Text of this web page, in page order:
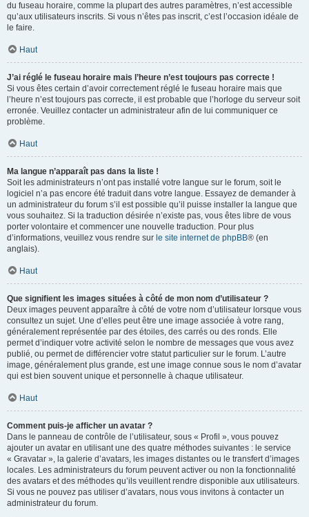
du fuseau horaire, comme la plupart des autres paramètres, n’est accessible
qu’aux utilisateurs inscrits. Si vous n’êtes pas inscrit, c’est l’occasion idéale de
le faire.
Haut
J’ai réglé le fuseau horaire mais l’heure n’est toujours pas correcte !
Si vous êtes certain d’avoir correctement réglé le fuseau horaire mais que
l’heure n’est toujours pas correcte, il est probable que l’horloge du serveur soit
erronée. Veuillez contacter un administrateur afin de lui communiquer ce
problème.
Haut
Ma langue n’apparaît pas dans la liste !
Soit les administrateurs n’ont pas installé votre langue sur le forum, soit le
logiciel n’a pas encore été traduit dans votre langue. Essayez de demander à
un administrateur du forum s’il est possible qu’il puisse installer la langue que
vous souhaitez. Si la traduction désirée n’existe pas, vous êtes libre de vous
porter volontaire et commencer une nouvelle traduction. Pour plus
d’informations, veuillez vous rendre sur le site internet de phpBB® (en
anglais).
Haut
Que signifient les images situées à côté de mon nom d’utilisateur ?
Deux images peuvent apparaître à côté de votre nom d’utilisateur lorsque vous
consultez un sujet. Une d’elles peut être une image associée à votre rang,
généralement représentée par des étoiles, des carrés ou des ronds. Elle
permet d’indiquer votre activité selon le nombre de messages que vous avez
publié, ou permet de différencier votre statut particulier sur le forum. L’autre
image, généralement plus grande, est une image connue sous le nom d’avatar
qui est bien souvent unique et personnelle à chaque utilisateur.
Haut
Comment puis-je afficher un avatar ?
Dans le panneau de contrôle de l’utilisateur, sous « Profil », vous pouvez
ajouter un avatar en utilisant une des quatre méthodes suivantes : le service
« Gravatar », la galerie d’avatars, les images distantes ou le transfert d’images
locales. Les administrateurs du forum peuvent activer ou non la fonctionnalité
des avatars et des méthodes qu’ils veuillent rendre disponible aux utilisateurs.
Si vous ne pouvez pas utiliser d’avatars, nous vous invitons à contacter un
administrateur du forum.